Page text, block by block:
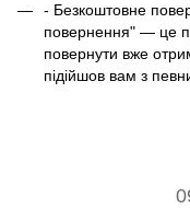
- Безкоштовне
повернення" — це
повернути вже
підійшов вам з